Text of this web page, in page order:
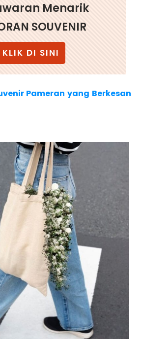
Menarik
SOUVENIR
KLIK DI SINI
Pameran yang Berkesan